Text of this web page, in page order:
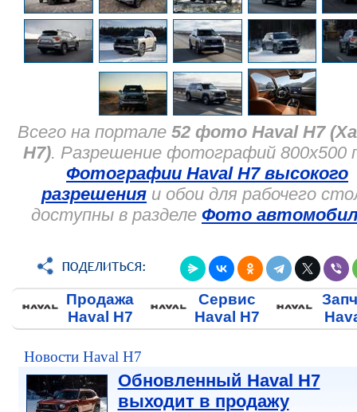
Всего на портале 52 фото Haval H7
Н7). Разрешение фотографий 800x500
Фотографии Haval H7 высокого
разрешения и обои для рабочего
доступны в разделе Фото
Продажа
Haval H7
Сервис
Haval H7
Новости Haval H7
Обновленный Haval H7
выходит в продажу